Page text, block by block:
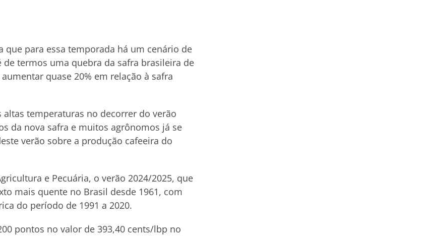
que para essa temporada há um cenário de
termos uma quebra da safra brasileira de
quase 20% em relação à safra
temperaturas no decorrer do verão
da nova safra e muitos agrônomos já se
verão sobre a produção cafeeira do
e Pecuária, o verão 2024/2025, que
mais quente no Brasil desde 1961, com
do período de 1991 a 2020.
pontos no valor de 393,40 cents/lbp no